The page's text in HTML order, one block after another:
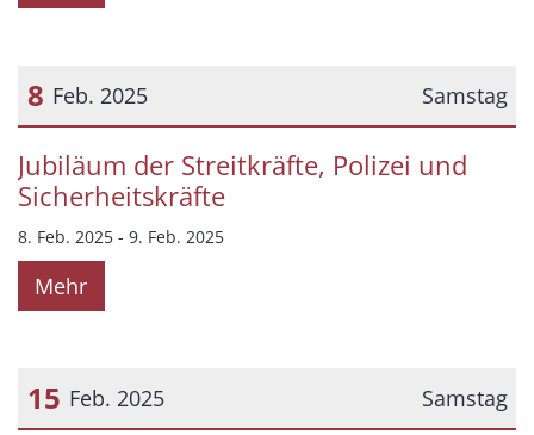
Samstag
8 Feb. 2025
Datum: 8. Februar 2025
Jubiläum der Streitkräfte, Polizei und
Sicherheitskräfte
8. Feb. 2025 - 9. Feb. 2025
Mehr
Samstag
15 Feb. 2025